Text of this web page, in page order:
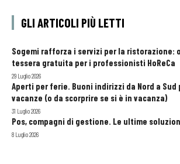
GLI ARTICOLI PIÙ LETTI
Sogemi rafforza i servizi per la ristorazione:
tessera gratuita per i professionisti HoReCa
29 Luglio 2026
Aperti per ferie. Buoni indirizzi da Nord a Sud
vacanze (o da scorprire se si è in vacanza)
31 Luglio 2026
Pos, compagni di gestione. Le ultime
8 Luglio 2026